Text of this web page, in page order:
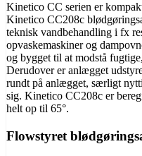
Kinetico CC serien er
Kinetico CC208c
teknisk vandbehandling i fx
opvaskemaskiner og
og bygget til at modstå
Derudover er anlægget
rundt på anlægget, særligt
sig. Kinetico CC208c er
helt op til 65°.
Flowstyret